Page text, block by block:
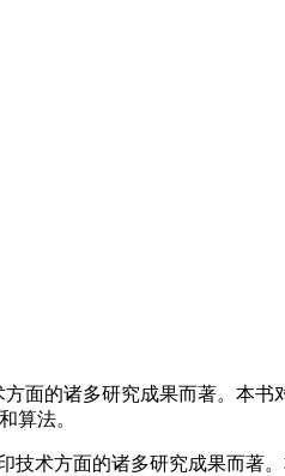
面的诸多研究成果而著。本
算法。
技术方面的诸多研究成果而著